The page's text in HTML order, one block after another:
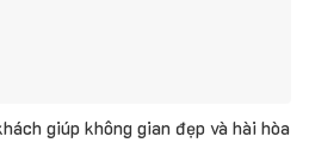
giúp không gian đẹp và hài hòa